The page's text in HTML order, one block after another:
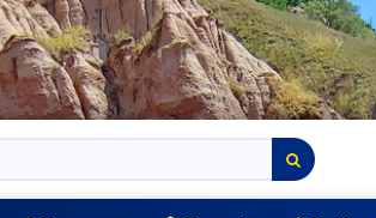
| Trasee montane